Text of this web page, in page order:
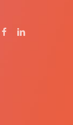
Facebook
Linkedin